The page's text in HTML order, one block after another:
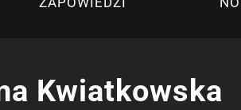
Kwiatkowska